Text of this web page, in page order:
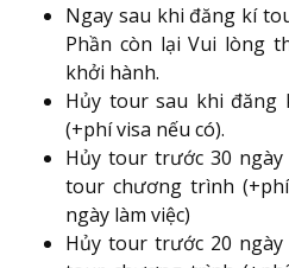
Ngay sau khi đăng kí
Phần còn lại Vui lòng
khởi hành.
Hủy tour sau khi đăng
(+phí visa nếu có).
Hủy tour trước 30
tour chương trình
ngày làm việc)
Hủy tour trước 20